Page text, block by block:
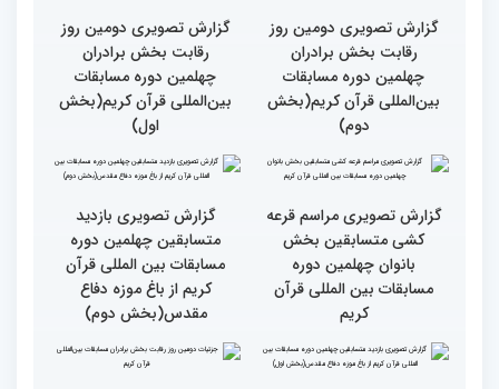
نخستین محفل بین‌المللی
انس با قرآن ویژه بانوان
برگزار شد
از حضور سفیر عربستان تا
استقبال بی‌نظیر کودکان و
نوجوانان/ نگاهی به حواشی
دومین روز مسابقات جهانی
قرآن به میزبانی ایران
گزارش تصویری دومین روز
رقابت بخش برادران
چهلمین دوره مسابقات
بین‌المللی قرآن کریم(بخش
دوم)
گزارش تصویری دومین روز
رقابت بخش برادران
چهلمین دوره مسابقات
بین‌المللی قرآن کریم(بخش
اول)